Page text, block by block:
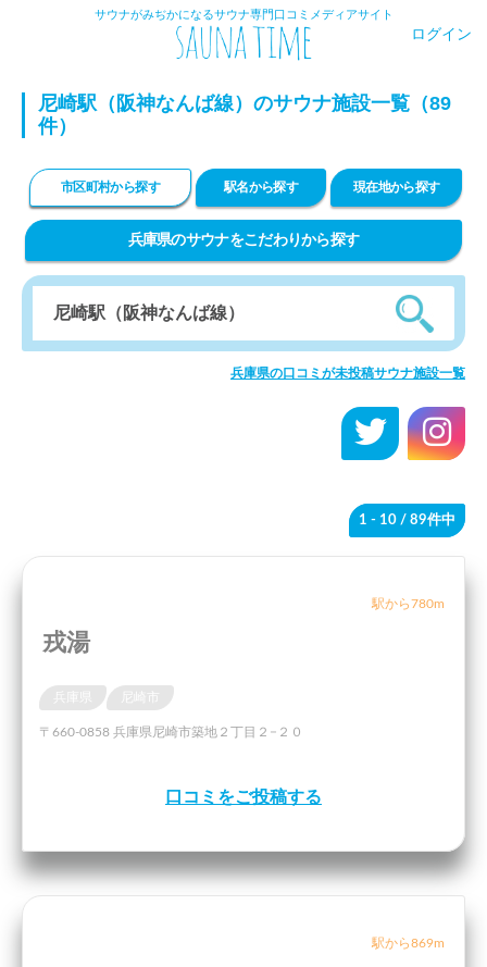
サウナがみぢかになるサウナ専門口コミメディアサイト
ログイン
尼崎駅（阪神なんば線）のサウナ施設一覧（89
件）
市区町村から探す 駅名から探す 現在地から探す
兵庫県のサウナをこだわりから探す
兵庫県の口コミが未投稿サウナ施設一覧
1 - 10 / 89件中
駅から780m
戎湯
〒660-0858 兵庫県尼崎市築地２丁目２−２０
口コミをご投稿する
駅から869m